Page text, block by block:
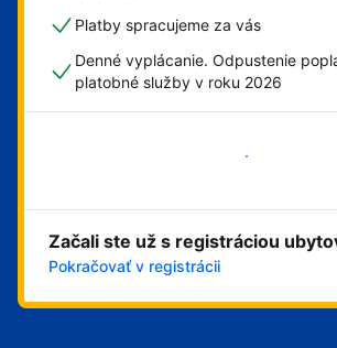
Platby spracujeme za vás
Denné vyplácanie. Odpustenie
platobné služby v roku 2026
Začali ste už s registráciou
Pokračovať v registrácii